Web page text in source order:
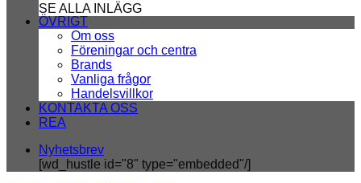
SE ALLA INLÄGG
ÖVRIGT
Om oss
Föreningar och centra
Brands
Vanliga frågor
Handelsvillkor
KONTAKTA OSS
REA
Nyhetsbrev
[wd_hustle id="8" type="embedded"/]